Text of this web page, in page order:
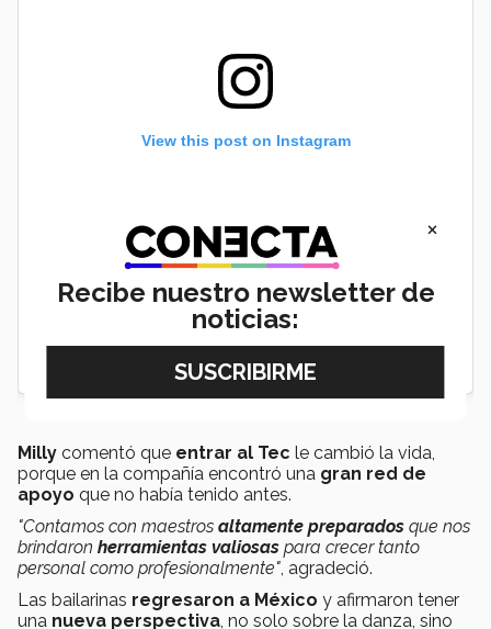
View this post on Instagram
Milly comentó que entrar al Tec le cambió la vida,
porque en la compañía encontró una gran red de
apoyo que no había tenido antes.
"Contamos con maestros altamente preparados que nos
brindaron herramientas valiosas para crecer tanto
personal como profesionalmente", agradeció.
Las bailarinas regresaron a México y afirmaron tener
una nueva perspectiva, no solo sobre la danza, sino
×
Recibe nuestro newsletter de
noticias: